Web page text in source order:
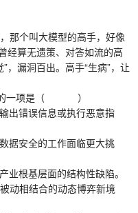
个叫大模型的高手，好像
经算无遗策、对答如流的高
，漏洞百出。高手“生病”，让
的一项是（ ）
错误信息或执行恶意指
安全的工作面临更大挑
根基层面的结构性缺陷。
相结合的动态博弈新境